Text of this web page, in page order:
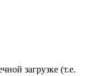
загрузке (т.е.